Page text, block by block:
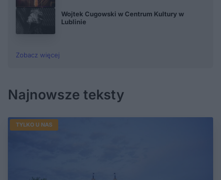
Wojtek Cugowski w Centrum Kultury w
Lublinie
Zobacz więcej
Najnowsze teksty
TYLKO U NAS